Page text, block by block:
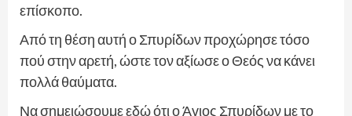
επίσκοπο.
Από τη θέση αυτή ο Σπυρίδων προχώρησε τόσο
πού στην αρετή, ώστε τον αξίωσε ο Θεός να κάνει
πολλά θαύματα.
Να σημειώσουμε εδώ ότι ο Άγιος Σπυρίδων με το